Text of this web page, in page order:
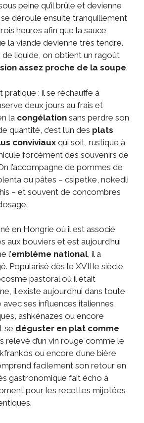
peine qu’il brûle et devienne
se déroule ensuite tranquillement
heures afin que la sauce
la viande devienne très tendre.
liquide, on obtient un ragoût
assez proche de la soupe.
pratique : il se réchauffe à
deux jours au frais et
la congélation sans perdre son
quantité, c’est l’un des plats
conviviauxqui soit, rustique à
forcément des souvenirs de
l’accompagne de pommes de
ou pâtes – csipetke, nokedli
– et souvent de concombres
en Hongrie où il est associé
aux bouviers et est aujourd’hui
l’emblème national, il a
Popularisé dès le XVIIIe siècle
pastoral où il était
il existe aujourd’hui dans toute
avec ses influences italiennes,
ashkénazes ou encore
se déguster en plat comme
relevé d’un vin rouge comme le
ou encore d’une bière
facilement son retour en
gastronomique fait écho à
pour les recettes mijotées